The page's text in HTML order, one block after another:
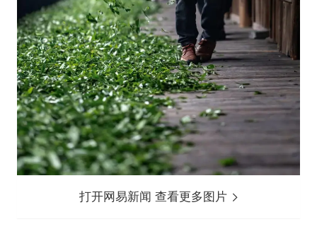
打开网易新闻 查看更多图片